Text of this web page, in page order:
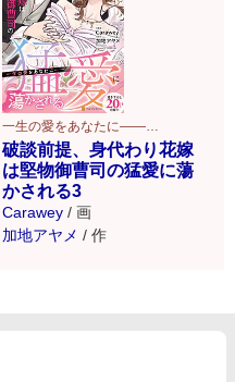
一生の愛をあなたに――…
破談前提、身代わり花嫁
は堅物御曹司の猛愛に蕩
かされる3
Carawey / 画
加地アヤメ / 作